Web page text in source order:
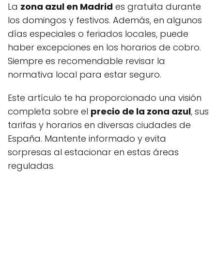
La zona azul en Madrid es gratuita durante
los domingos y festivos. Además, en algunos
días especiales o feriados locales, puede
haber excepciones en los horarios de cobro.
Siempre es recomendable revisar la
normativa local para estar seguro.
Este artículo te ha proporcionado una visión
completa sobre el precio de la zona azul, sus
tarifas y horarios en diversas ciudades de
España. Mantente informado y evita
sorpresas al estacionar en estas áreas
reguladas.